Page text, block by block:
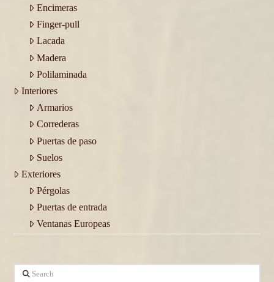
Encimeras
Finger-pull
Lacada
Madera
Polilaminada
Interiores
Armarios
Correderas
Puertas de paso
Suelos
Exteriores
Pérgolas
Puertas de entrada
Ventanas Europeas
Search